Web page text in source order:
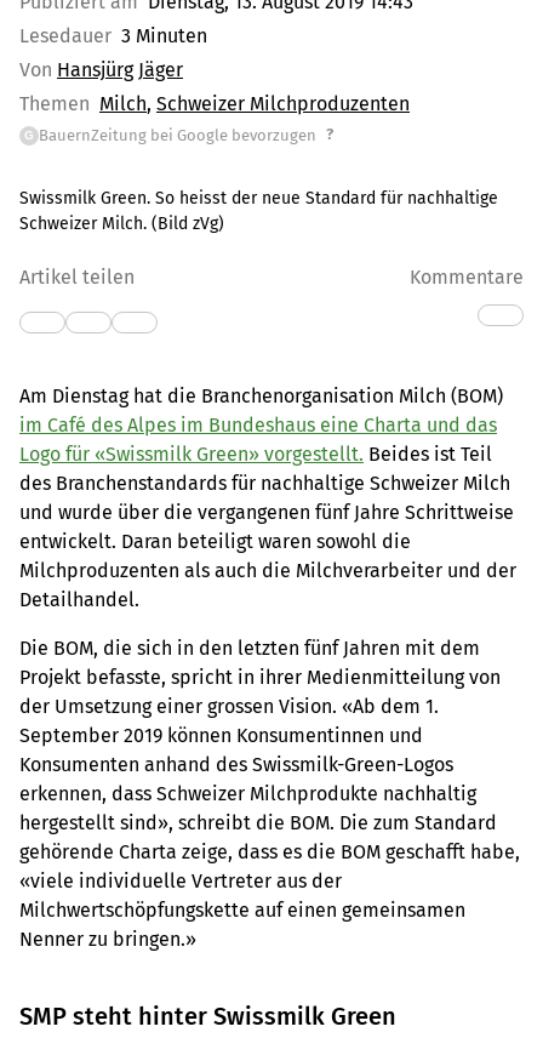
Lesedauer 3 Minuten
Von Hansjürg Jäger
Themen Milch Schweizer Milchproduzenten
G BauernZeitung bei Google bevorzugen ?
Swissmilk Green. So heisst der neue Standard für nachhaltige
Schweizer Milch. (Bild zVg)
Artikel teilen Kommentare
Am Dienstag hat die Branchenorganisation Milch (BOM)
im Café des Alpes im Bundeshaus eine Charta und das
Logo für «Swissmilk Green» vorgestellt. Beides ist Teil
des Branchenstandards für nachhaltige Schweizer Milch
und wurde über die vergangenen fünf Jahre Schrittweise
entwickelt. Daran beteiligt waren sowohl die
Milchproduzenten als auch die Milchverarbeiter und der
Detailhandel.
Die BOM, die sich in den letzten fünf Jahren mit dem
Projekt befasste, spricht in ihrer Medienmitteilung von
der Umsetzung einer grossen Vision. «Ab dem 1.
September 2019 können Konsumentinnen und
Konsumenten anhand des Swissmilk-Green-Logos
erkennen, dass Schweizer Milchprodukte nachhaltig
hergestellt sind», schreibt die BOM. Die zum Standard
gehörende Charta zeige, dass es die BOM geschafft habe,
«viele individuelle Vertreter aus der
Milchwertschöpfungskette auf einen gemeinsamen
Nenner zu bringen.»
SMP steht hinter Swissmilk Green